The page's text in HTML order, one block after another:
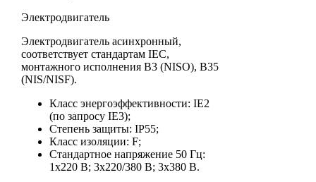
Электродвигатель
Электродвигатель асинхронный,
соответствует стандартам IEC,
монтажного исполнения B3 (NISO), B35
(NIS/NISF).
Класс энергоэффективности: IE2
(по запросу IE3);
Степень защиты: IP55;
Класс изоляции: F;
Стандартное напряжение 50 Гц:
1х220 В; 3x220/380 В; 3x380 В.